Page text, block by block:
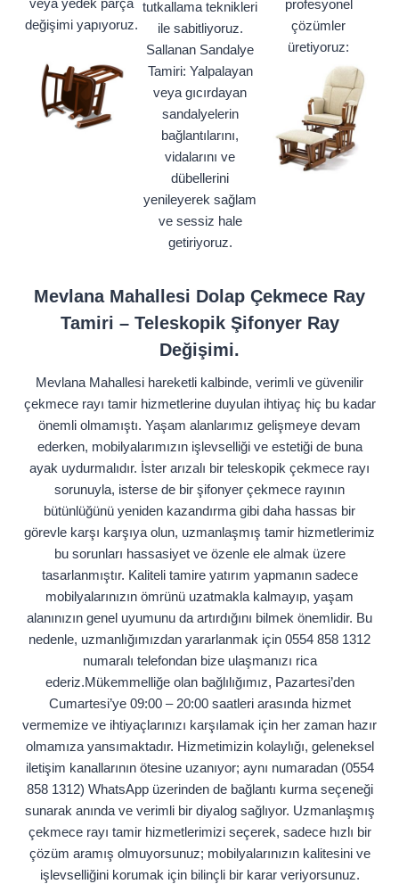
veya yedek parça
değişimi yapıyoruz.
tutkallama teknikleri
ile sabitliyoruz.
Sallanan Sandalye
Tamiri: Yalpalayan
veya gıcırdayan
sandalyelerin
bağlantılarını,
vidalarını ve
dübellerini
yenileyerek sağlam
ve sessiz hale
getiriyoruz.
profesyonel
çözümler
üretiyoruz:
Mevlana Mahallesi Dolap Çekmece Ray
Tamiri – Teleskopik Şifonyer Ray
Değişimi.
Mevlana Mahallesi hareketli kalbinde, verimli ve güvenilir
çekmece rayı tamir hizmetlerine duyulan ihtiyaç hiç bu kadar
önemli olmamıştı. Yaşam alanlarımız gelişmeye devam
ederken, mobilyalarımızın işlevselliği ve estetiği de buna
ayak uydurmalıdır. İster arızalı bir teleskopik çekmece rayı
sorunuyla, isterse de bir şifonyer çekmece rayının
bütünlüğünü yeniden kazandırma gibi daha hassas bir
görevle karşı karşıya olun, uzmanlaşmış tamir hizmetlerimiz
bu sorunları hassasiyet ve özenle ele almak üzere
tasarlanmıştır. Kaliteli tamire yatırım yapmanın sadece
mobilyalarınızın ömrünü uzatmakla kalmayıp, yaşam
alanınızın genel uyumunu da artırdığını bilmek önemlidir. Bu
nedenle, uzmanlığımızdan yararlanmak için 0554 858 1312
numaralı telefondan bize ulaşmanızı rica
ederiz.Mükemmelliğe olan bağlılığımız, Pazartesi’den
Cumartesi’ye 09:00 – 20:00 saatleri arasında hizmet
vermemize ve ihtiyaçlarınızı karşılamak için her zaman hazır
olmamıza yansımaktadır. Hizmetimizin kolaylığı, geleneksel
iletişim kanallarının ötesine uzanıyor; aynı numaradan (0554
858 1312) WhatsApp üzerinden de bağlantı kurma seçeneği
sunarak anında ve verimli bir diyalog sağlıyor. Uzmanlaşmış
çekmece rayı tamir hizmetlerimizi seçerek, sadece hızlı bir
çözüm aramış olmuyorsunuz; mobilyalarınızın kalitesini ve
işlevselliğini korumak için bilinçli bir karar veriyorsunuz.